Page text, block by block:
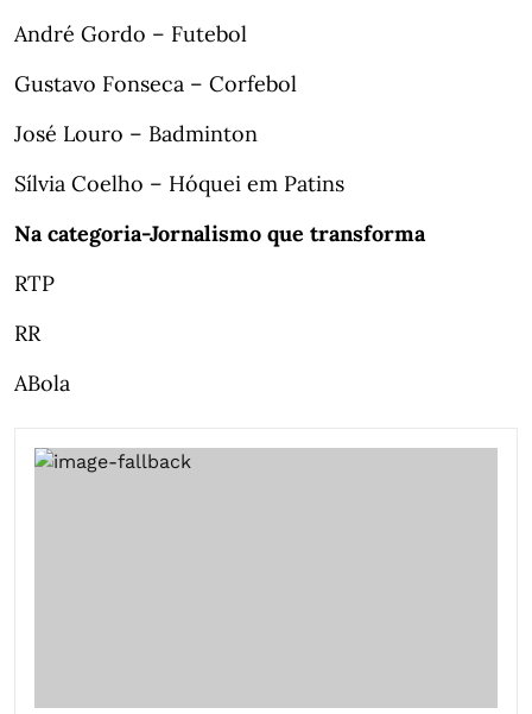
André Gordo – Futebol
Gustavo Fonseca – Corfebol
José Louro – Badminton
Sílvia Coelho – Hóquei em Patins
Na categoria-Jornalismo que transforma
RTP
RR
ABola